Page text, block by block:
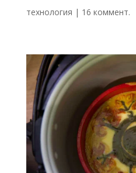
технология | 16 коммент.